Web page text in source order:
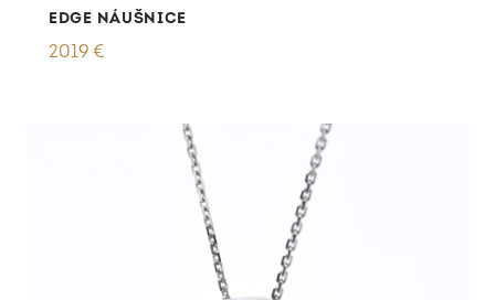
EDGE NÁUŠNICE
2019 €